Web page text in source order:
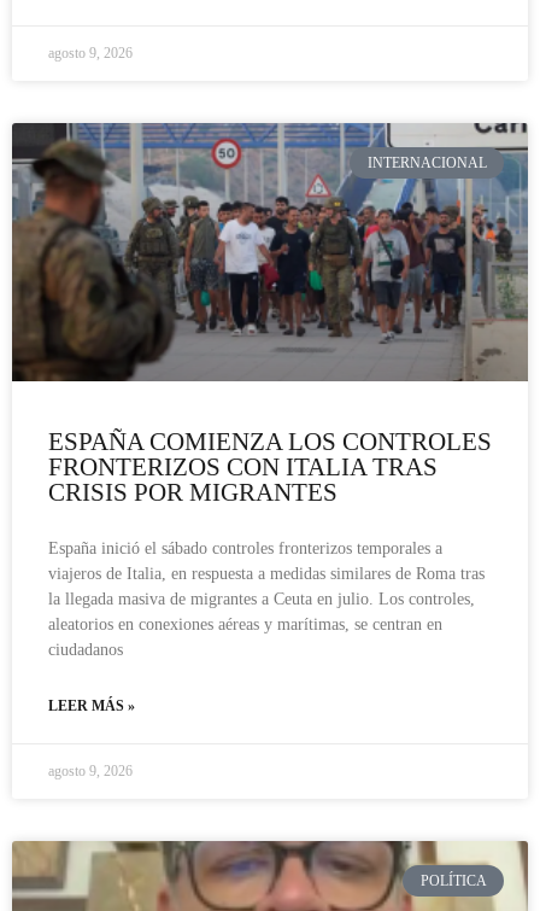
agosto 9, 2026
INTERNACIONAL
ESPAÑA COMIENZA LOS CONTROLES
FRONTERIZOS CON ITALIA TRAS
CRISIS POR MIGRANTES
España inició el sábado controles fronterizos temporales a
viajeros de Italia, en respuesta a medidas similares de Roma tras
la llegada masiva de migrantes a Ceuta en julio. Los controles,
aleatorios en conexiones aéreas y marítimas, se centran en
ciudadanos
LEER MÁS »
agosto 9, 2026
POLÍTICA